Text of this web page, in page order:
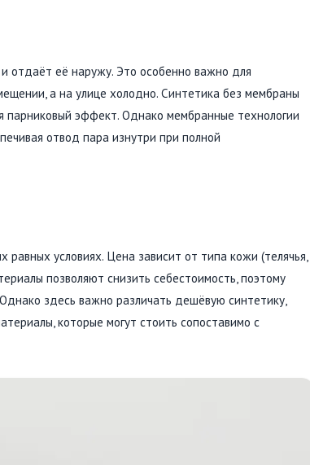
отдаёт её наружу. Это особенно важно для
а на улице холодно. Синтетика без мембраны
парниковый эффект. Однако мембранные технологии
отвод пара изнутри при полной
условиях. Цена зависит от типа кожи (телячья,
позволяют снизить себестоимость, поэтому
здесь важно различать дешёвую синтетику,
которые могут стоить сопоставимо с